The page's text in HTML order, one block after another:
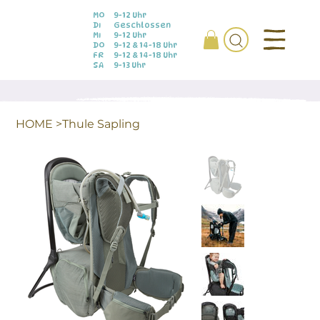
MO
DI
MI
DO
FR
SA
9-12 Uhr
Geschlossen
9-12 Uhr
9-12 & 14-18 Uhr
9-12 & 14-18 Uhr
9-13 Uhr
HOME >Thule Sapling